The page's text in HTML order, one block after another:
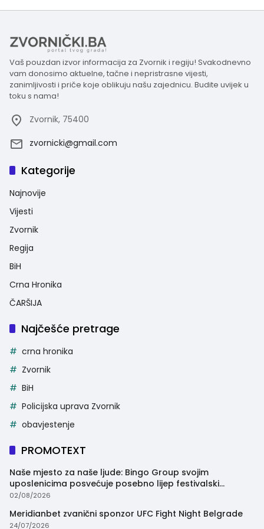
Vaš pouzdan izvor informacija za Zvornik i regiju! Svakodnevno
vam donosimo aktuelne, tačne i nepristrasne vijesti,
zanimljivosti i priče koje oblikuju našu zajednicu. Budite uvijek u
toku s nama!
Zvornik, 75400
zvornicki@gmail.com
Kategorije
Najnovije
Vijesti
Zvornik
Regija
BiH
Crna Hronika
ČARŠIJA
Najčešće pretrage
crna hronika
Zvornik
BiH
Policijska uprava Zvornik
obavjestenje
PROMOTEXT
Naše mjesto za naše ljude: Bingo Group svojim
uposlenicima posvećuje posebno lijep festivalski
trenutak
02/08/2026
Meridianbet zvanični sponzor UFC Fight Night Belgrade
24/07/2026